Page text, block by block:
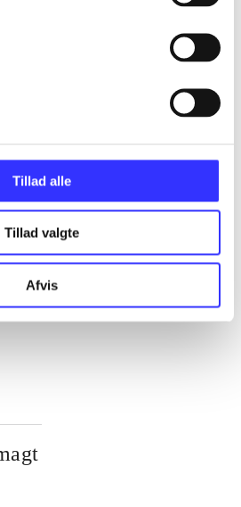
Tillad alle
Tillad valgte
Afvis